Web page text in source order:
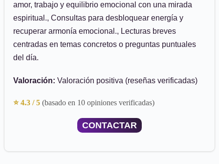
amor, trabajo y equilibrio emocional con una mirada
espiritual., Consultas para desbloquear energía y
recuperar armonía emocional., Lecturas breves
centradas en temas concretos o preguntas puntuales
del día.
Valoración: Valoración positiva (reseñas verificadas)
⭐ 4.3 / 5 (basado en 10 opiniones verificadas)
CONTACTAR